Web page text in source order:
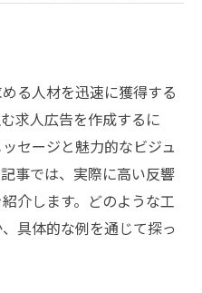
る人材を迅速に獲得する
求人広告を作成するに
セージと魅力的なビジュ
事では、実際に高い反響
介します。どのような工
具体的な例を通じて探っ